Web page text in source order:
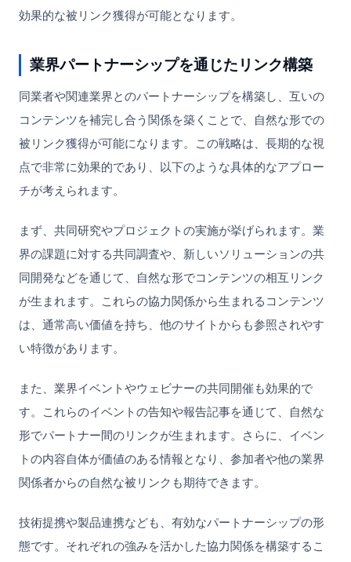
効果的な被リンク獲得が可能となります。
業界パートナーシップを通じたリンク構築
同業者や関連業界とのパートナーシップを構築し、互いの
コンテンツを補完し合う関係を築くことで、自然な形での
被リンク獲得が可能になります。この戦略は、長期的な視
点で非常に効果的であり、以下のような具体的なアプロー
チが考えられます。
まず、共同研究やプロジェクトの実施が挙げられます。業
界の課題に対する共同調査や、新しいソリューションの共
同開発などを通じて、自然な形でコンテンツの相互リンク
が生まれます。これらの協力関係から生まれるコンテンツ
は、通常高い価値を持ち、他のサイトからも参照されやす
い特徴があります。
また、業界イベントやウェビナーの共同開催も効果的で
す。これらのイベントの告知や報告記事を通じて、自然な
形でパートナー間のリンクが生まれます。さらに、イベン
トの内容自体が価値のある情報となり、参加者や他の業界
関係者からの自然な被リンクも期待できます。
技術提携や製品連携なども、有効なパートナーシップの形
態です。それぞれの強みを活かした協力関係を構築するこ